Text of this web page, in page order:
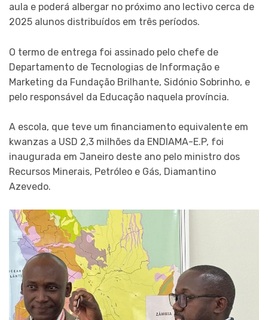
aula e poderá albergar no próximo ano lectivo cerca de
2025 alunos distribuídos em três períodos.
O termo de entrega foi assinado pelo chefe de
Departamento de Tecnologias de Informação e
Marketing da Fundação Brilhante, Sidónio Sobrinho, e
pelo responsável da Educação naquela província.
A escola, que teve um financiamento equivalente em
kwanzas a USD 2,3 milhões da ENDIAMA-E.P, foi
inaugurada em Janeiro deste ano pelo ministro dos
Recursos Minerais, Petróleo e Gás, Diamantino
Azevedo.